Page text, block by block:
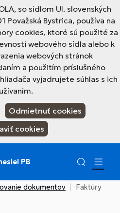
so sídlom Ul. slovenských
Považská Bystrica, používa na
cookies, ktoré sú použité za
webového sídla alebo k
webových stránok
a použitím príslušného
vyjadrujete súhlas s ich
Odmietnuť cookies
cookies
PB
dokumentov Faktúry